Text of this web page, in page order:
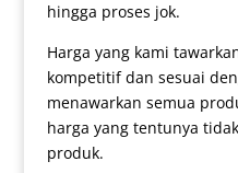
hingga proses jok.
Harga yang kami
kompetitif dan sesuai
menawarkan semua
harga yang tentunya
produk.